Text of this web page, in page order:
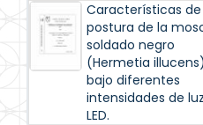
Características de
postura de la
soldado negro
(Hermetia illucens)
bajo diferentes
intensidades de luz
LED.